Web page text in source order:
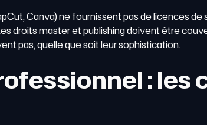
Canva) ne fournissent pas de licences
droits master et publishing doivent être
pas, quelle que soit leur sophistication.
: les